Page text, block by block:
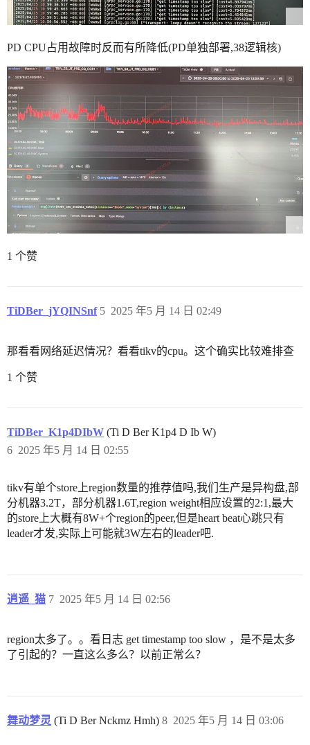
PD CPU占用故障时反而有所降低(PD单独部署,38逻辑核)
1 个赞
TiDBer_jYQINSnf 2025 年5 月 14 日 02:49
5
那看看网络延迟情况？看看tikv的cpu。这个确实比较难排查
1 个赞
TiDBer_K1p4DIbW (Ti D Ber K1p4 D Ib W)
2025 年5 月 14 日 02:55
6
tikv有单个store上region数量的推荐值吗,我们生产是异构盘,部
分机器3.2T，部分机器1.6T,region weight相应设置的2:1,最大
的store上大概有8W+个region的peer,但是heart beat心跳只有
leader才发,实际上可能就3W左右的leader吧.
逍遥_猫 2025 年5 月 14 日 02:56
7
region太多了。。看日志 get timestamp too slow ，是不是太多
了引起的？一直这么多么？以前正常么？
舞动梦灵 (Ti D Ber Nckmz Hmh) 2025 年5 月 14 日 03:06
8